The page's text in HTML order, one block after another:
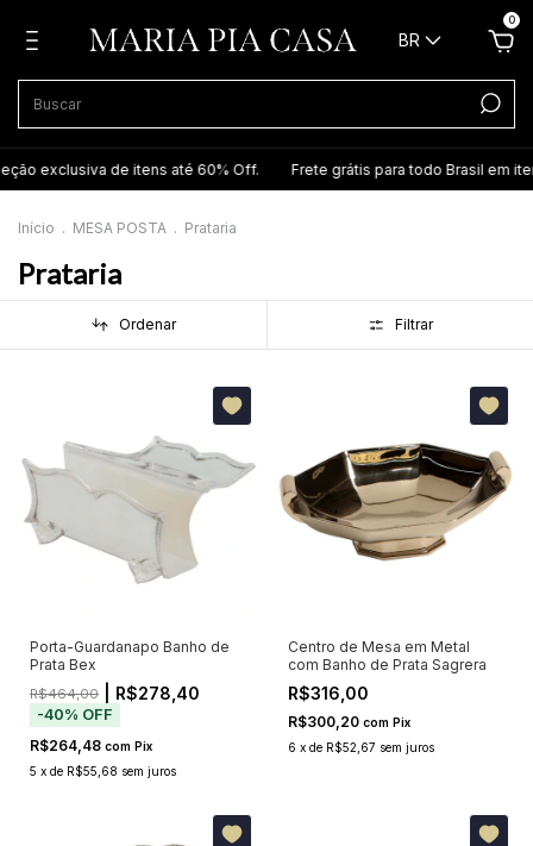
BR
0
de itens até 60% Off. Frete grátis para todo Brasil em itens
Início . MESA POSTA . Prataria
Prataria
Ordenar Filtrar
Porta-Guardanapo Banho de
Prata Bex
R$464,00 | R$278,40
-40% OFF
R$264,48 com Pix
5 x de R$55,68 sem juros
Centro de Mesa em Metal
com Banho de Prata Sagrera
R$316,00
R$300,20 com Pix
6 x de R$52,67 sem juros